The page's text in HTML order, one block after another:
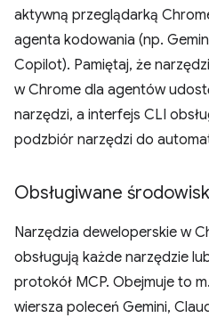
aktywną przeglądarką
agenta kodowania (np.
Copilot). Pamiętaj, że
w Chrome dla agentów
narzędzi, a interfejs CLI
podzbiór narzędzi do
Obsługiwane
Narzędzia deweloperskie w
obsługują każde narzędzie
protokół MCP. Obejmuje to
wiersza poleceń Gemini,